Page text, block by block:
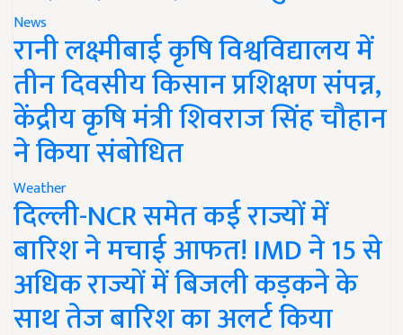
News
रानी लक्ष्मीबाई कृषि विश्वविद्यालय में
तीन दिवसीय किसान प्रशिक्षण संपन्न,
केंद्रीय कृषि मंत्री शिवराज सिंह चौहान
ने किया संबोधित
Weather
दिल्ली-NCR समेत कई राज्यों में
बारिश ने मचाई आफत! IMD ने 15 से
अधिक राज्यों में बिजली कड़कने के
साथ तेज बारिश का अलर्ट किया